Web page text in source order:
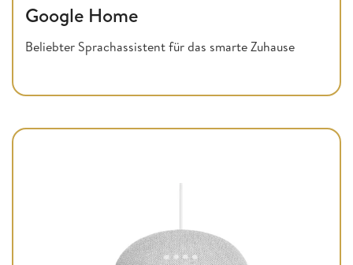
Google Home
Beliebter Sprachassistent für das smarte Zuhause